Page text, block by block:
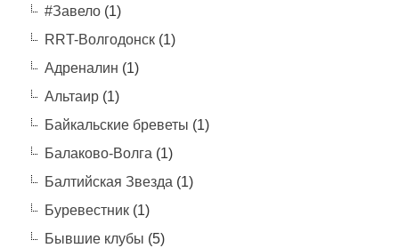
#Завело(1)
RRT-Волгодонск(1)
Адреналин (1)
Альтаир(1)
Байкальские бреветы (1)
Балаково-Волга (1)
Балтийская Звезда (1)
Буревестник(1)
Бывшие клубы (5)